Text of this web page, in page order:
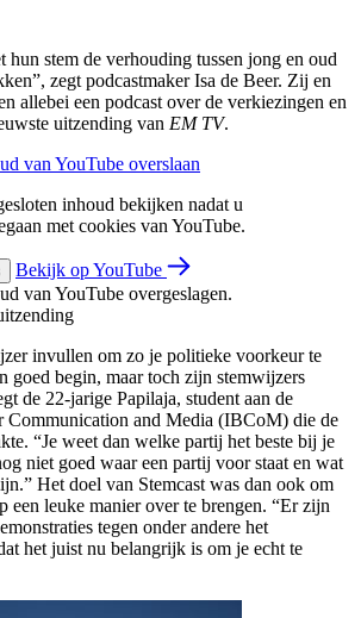
hun stem de verhouding tussen jong en oud
zegt podcastmaker Isa de Beer. Zij en
allebei een podcast over de verkiezingen en
uitzending van EM TV.
van YouTube overslaan
inhoud bekijken nadat u
met cookies van YouTube.
Bekijk op YouTube
van YouTube overgeslagen.
invullen om zo je politieke voorkeur te
goed begin, maar toch zijn stemwijzers
de 22-jarige Papilaja, student aan de
Communication and Media (IBCoM) die de
“Je weet dan welke partij het beste bij je
niet goed waar een partij voor staat en wat
Het doel van Stemcast was dan ook om
een leuke manier over te brengen. “Er zijn
tegen onder andere het
het juist nu belangrijk is om je echt te